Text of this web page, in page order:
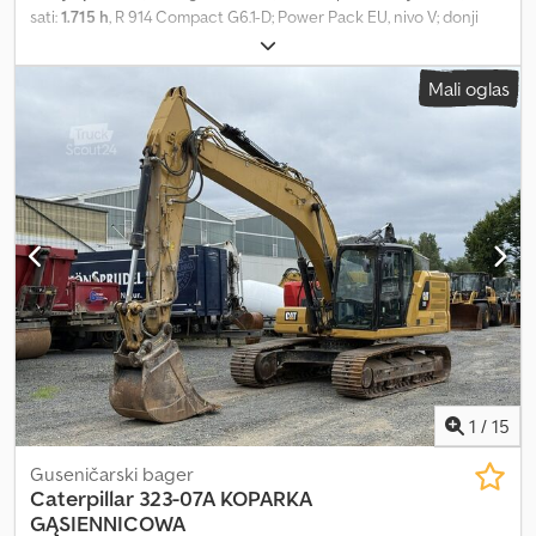
sati:1.715 h, R 914 Compact G6.1-D; Power Pack EU, nivo V; donji
deo šasije S, širina tračnica 2000 mm; podesivo prednje grlo 2600
mm pomoću mini džojstika; LIDAT hardver; vozačko sedište
Comfort; produženi krak 4,85 m pomoću mini džojstika; zaštita
cilindra za podizanje od oštećenja creva; zaštita cilindra stalke od
oštećenja creva; držak kašike 2,45 m; paket Standard LED+ Elite;
paket Surround LED+; hidraulika za čekić, makaze i grabež; brza
spojnica LIKUFIX 48; uključuje 2x duboka kašika i 1x kašika za
čišćenje kanala. = Dodatne informacije = Sopstvena težina: 18.000
kg Serijski broj: 1511/57557 Uslovi isporuke: EXW Zemlja
proizvodnje: FR Chjdpfx Amozqzwcoysa Za dodatne informacije,
obratite se Franku Becku.
Mali oglas
1 / 15
Guseničarski bager
Caterpillar 323-07A KOPARKA
GĄSIENNICOWA